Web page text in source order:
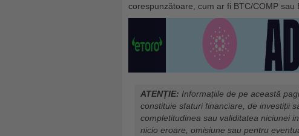
corespunzătoare, cum ar fi BTC/COMP sau
ATENȚIE: Informațiile de pe această
constituie sfaturi financiare, de investiții
completitudinea sau validitatea niciunei
nicio eroare, omisiune sau pentru